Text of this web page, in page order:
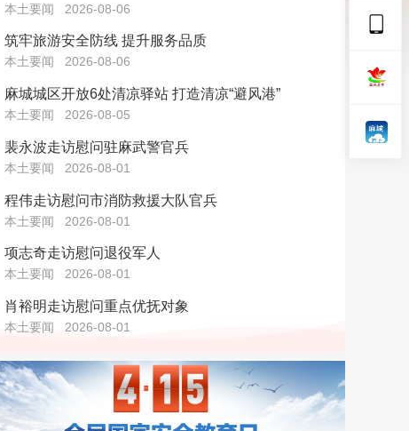
本土要闻 2026-08-06
筑牢旅游安全防线 提升服务品质
本土要闻 2026-08-06
麻城城区开放6处清凉驿站 打造清凉“避风港”
本土要闻 2026-08-05
裴永波走访慰问驻麻武警官兵
本土要闻 2026-08-01
程伟走访慰问市消防救援大队官兵
本土要闻 2026-08-01
项志奇走访慰问退役军人
本土要闻 2026-08-01
肖裕明走访慰问重点优抚对象
本土要闻 2026-08-01